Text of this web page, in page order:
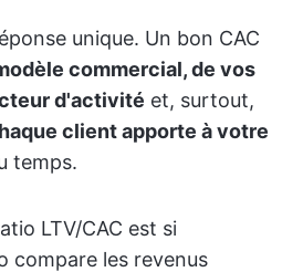
unique. Un bon CAC
commercial, de vos
d'activité et, surtout,
client apporte à votre
temps.
LTV/CAC est si
compare les revenus